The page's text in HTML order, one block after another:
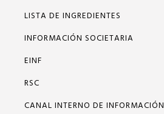
LISTA DE INGREDIENTES
INFORMACIÓN SOCIETARIA
EINF
RSC
CANAL INTERNO DE INFORMACIÓN